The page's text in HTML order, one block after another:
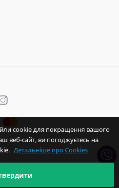
cookie для покращення вашого
веб-сайт, ви погоджуєтесь на
Детальніше про Cookies